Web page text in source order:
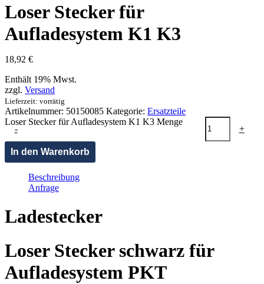
Loser Stecker für
Aufladesystem K1 K3
18,92 €
Enthält 19% Mwst.
zzgl. Versand
Lieferzeit: vorrätig
Artikelnummer: 50150085 Kategorie: Ersatzteile
-
Loser Stecker für Aufladesystem K1 K3 Menge
+
In den Warenkorb
Beschreibung
Anfrage
Ladestecker
Loser Stecker schwarz für
Aufladesystem PKT